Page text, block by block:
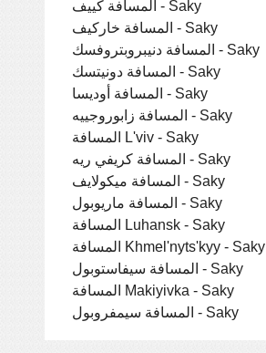
المسافة كييف - Saky
المسافة خاركيف - Saky
المسافة دنيبروبتروفسك - Saky
المسافة دونيتسك - Saky
المسافة أوديسا - Saky
المسافة زابوروجييه - Saky
المسافة L'viv - Saky
المسافة كريفي ريه - Saky
المسافة ميكولايف - Saky
المسافة ماريوبول - Saky
المسافة Luhansk - Saky
المسافة Khmel'nyts'kyy - Saky
المسافة سيفاستوبول - Saky
المسافة Makiyivka - Saky
المسافة سيمفروبول - Saky